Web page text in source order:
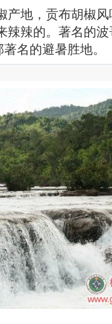
地，贡布胡椒风
辣辣的。著名的
名的避暑胜地。